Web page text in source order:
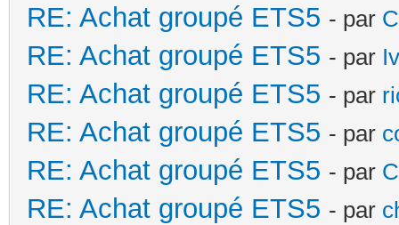
RE: Achat groupé ETS5 - par
RE: Achat groupé ETS5 - par
RE: Achat groupé ETS5 - par
RE: Achat groupé ETS5 - par
RE: Achat groupé ETS5 - par
RE: Achat groupé ETS5 - par